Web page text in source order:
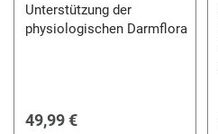
Unterstützung der
physiologischen Darmflora
49,99 €